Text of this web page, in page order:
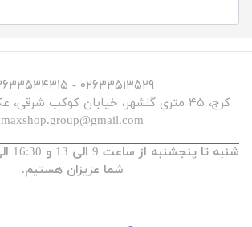
۰۲۶۳۳۵۱۳۵۲۹ - ۰۲۶۳۳۵۳۴۳۱۵
کرج، ۴۵ متری گلشهر، خیابان کوکب شرقی، عکس و فیلم مکث
maxshop.group@gmail.com
شما عزیزان هستیم.